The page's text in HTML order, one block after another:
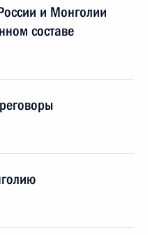
и Монголии
составе